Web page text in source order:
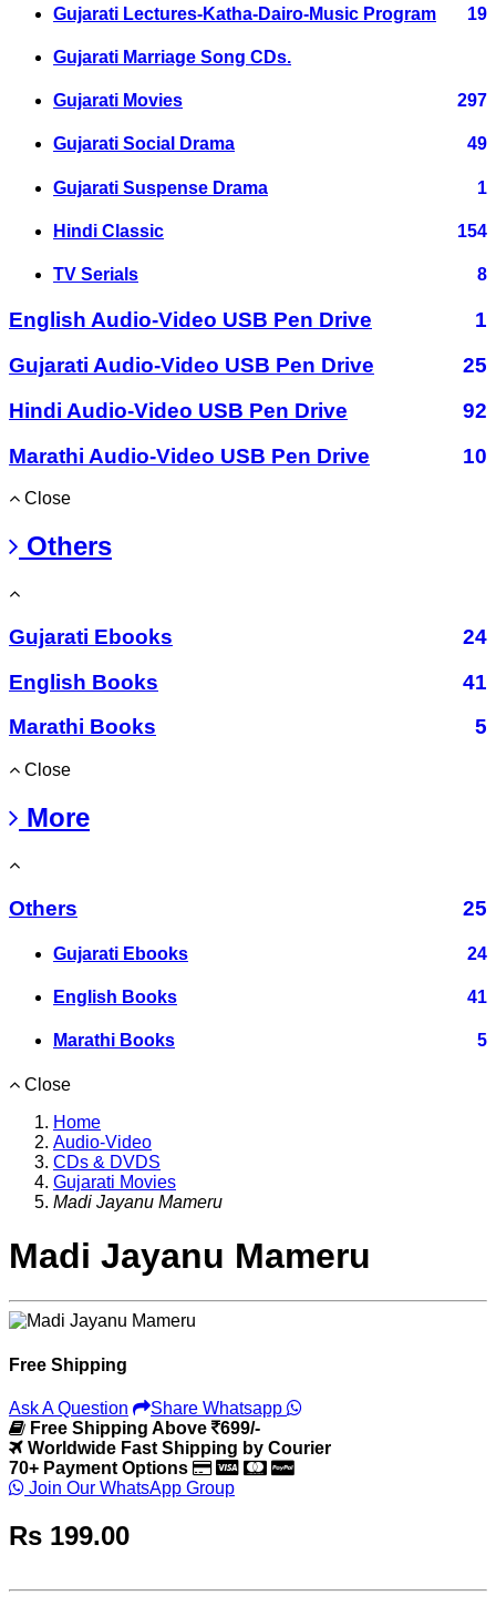
Gujarati Lectures-Katha-Dairo-Music Program 19
Gujarati Marriage Song CDs.
Gujarati Movies 297
Gujarati Social Drama 49
Gujarati Suspense Drama 1
Hindi Classic 154
TV Serials 8
English Audio-Video USB Pen Drive
1
Gujarati Audio-Video USB Pen Drive
25
Hindi Audio-Video USB Pen Drive
92
Marathi Audio-Video USB Pen Drive
10
Close
Others
Gujarati Ebooks
24
English Books
41
Marathi Books
5
Close
More
Others 25
Gujarati Ebooks 24
English Books 41
Marathi Books 5
Close
Home
Audio-Video
CDs & DVDS
Gujarati Movies
Madi Jayanu Mameru
Madi Jayanu Mameru
Free Shipping
Ask A Question
Share Whatsapp
Free Shipping Above
699/-
Worldwide Fast Shipping by Courier
70+ Payment Options
Join Our WhatsApp Group
Rs 199.00